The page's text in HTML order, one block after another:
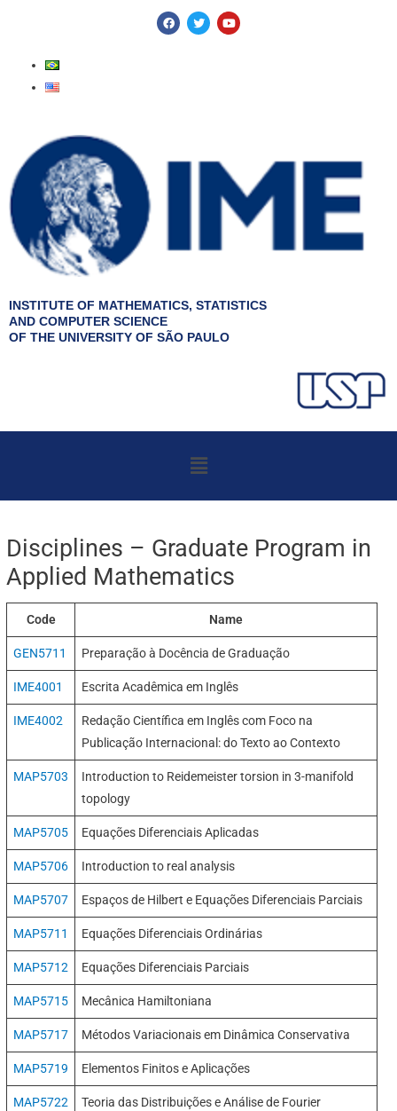
F
a
T
w
Y
o
INSTITUTE OF MATHEMATICS, STATISTICS
AND COMPUTER SCIENCE
OF THE UNIVERSITY OF SÃO PAULO
Menu
Disciplines – Graduate Program in
Applied Mathematics
Code Name
GEN5711 Preparação à Docência de Graduação
IME4001 Escrita Acadêmica em Inglês
IME4002
Redação Científica em Inglês com Foco na
Publicação Internacional: do Texto ao Contexto
MAP5703
Introduction to Reidemeister torsion in 3-manifold
topology
MAP5705 Equações Diferenciais Aplicadas
MAP5706 Introduction to real analysis
MAP5707 Espaços de Hilbert e Equações Diferenciais Parciais
MAP5711 Equações Diferenciais Ordinárias
MAP5712 Equações Diferenciais Parciais
MAP5715 Mecânica Hamiltoniana
MAP5717 Métodos Variacionais em Dinâmica Conservativa
MAP5719 Elementos Finitos e Aplicações
MAP5722 Teoria das Distribuições e Análise de Fourier